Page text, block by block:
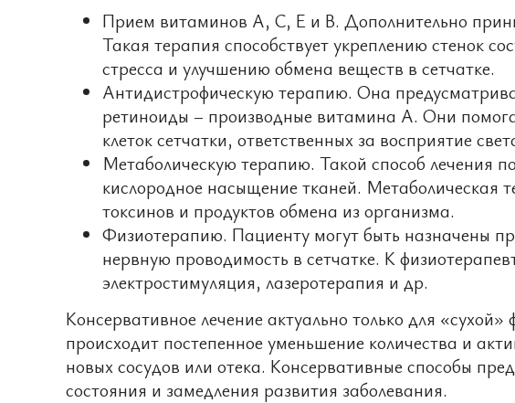
Прием витаминов А, C, E и B. Дополнительно
Такая терапия способствует укреплению стенок
стресса и улучшению обмена веществ в сетчатке.
Антидистрофическую терапию. Она
ретиноиды – производные витамина А. Они
клеток сетчатки, ответственных за восприятие
Метаболическую терапию. Такой способ лечения
кислородное насыщение тканей. Метаболическая
токсинов и продуктов обмена из организма.
Физиотерапию. Пациенту могут быть назначены
нервную проводимость в сетчатке. К
электростимуляция, лазеротерапия и др.
Консервативное лечение актуально только для
происходит постепенное уменьшение количества и
новых сосудов или отека. Консервативные способы
состояния и замедления развития заболевания.